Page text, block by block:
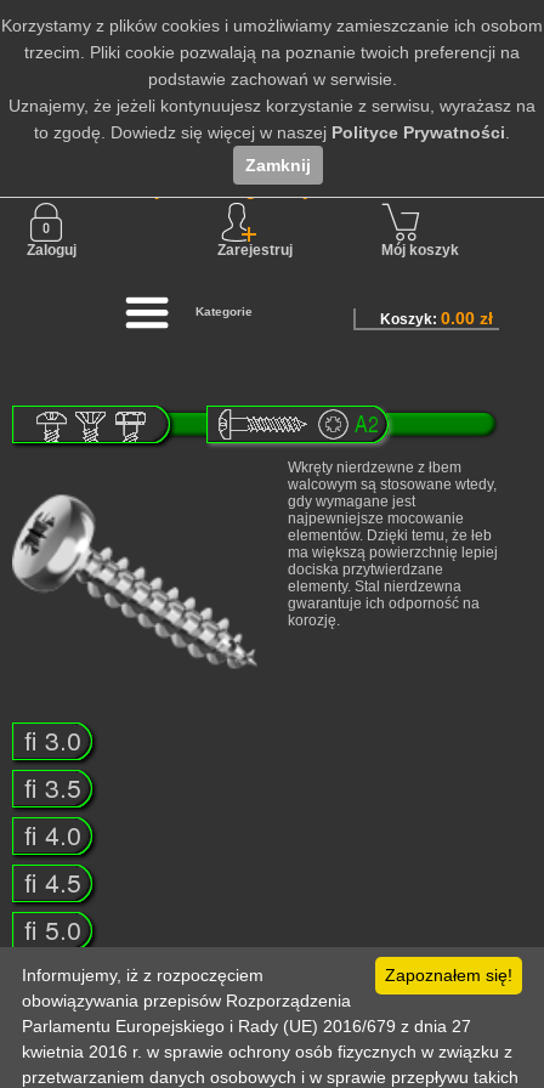
Nie jesteś zalogowany
Zaloguj Zarejestruj Mój koszyk
Kategorie
Wkręty nierdzewne z łbem
walcowym są stosowane wtedy,
gdy wymagane jest
najpewniejsze mocowanie
elementów. Dzięki temu, że łeb
ma większą powierzchnię lepiej
dociska przytwierdzane
elementy. Stal nierdzewna
gwarantuje ich odporność na
korozję.
Informacje techniczne Politka prywatności
Kontakt
Zaloguj Zarejestruj Mój koszyk
Koszyk:0.00 zł
Zapoznałem się!
Informujemy, iż z rozpoczęciem
obowiązywania przepisów Rozporządzenia
Parlamentu Europejskiego i Rady (UE) 2016/679 z dnia 27
kwietnia 2016 r. w sprawie ochrony osób fizycznych w związku z
przetwarzaniem danych osobowych i w sprawie przepływu takich
Korzystamy z plików cookies i umożliwiamy zamieszczanie ich osobom
trzecim. Pliki cookie pozwalają na poznanie twoich preferencji na
podstawie zachowań w serwisie.
Uznajemy, że jeżeli kontynuujesz korzystanie z serwisu, wyrażasz na
to zgodę. Dowiedz się więcej w naszej Polityce Prywatności
Zamknij